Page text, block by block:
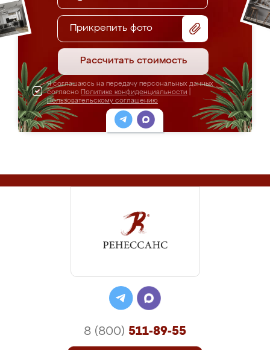
Прикрепить фото
Рассчитать стоимость
Я соглашаюсь на передачу персональных данных
согласно Политике конфиденциальности
Пользовательскому соглашению
8 (800) 511-89-55